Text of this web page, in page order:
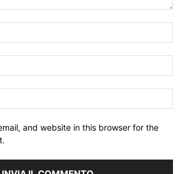
and website in this browser for the